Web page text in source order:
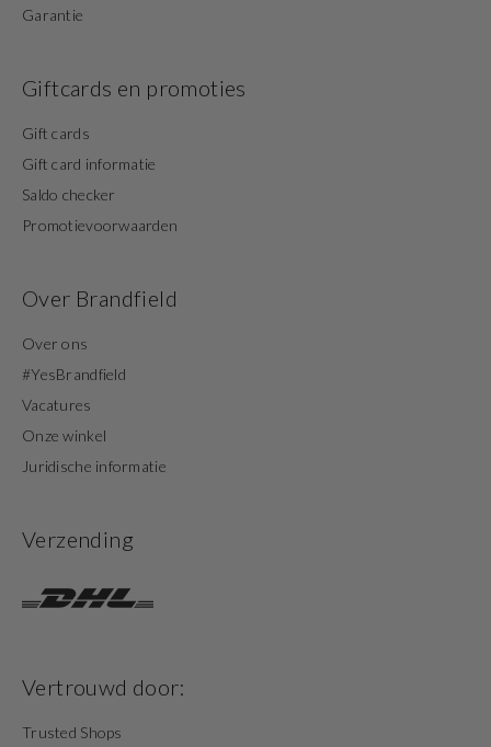
Garantie
Giftcards en promoties
Gift cards
Gift card informatie
Saldo checker
Promotievoorwaarden
Over Brandfield
Over ons
#YesBrandfield
Vacatures
Onze winkel
Juridische informatie
Verzending
Vertrouwd door:
Trusted Shops